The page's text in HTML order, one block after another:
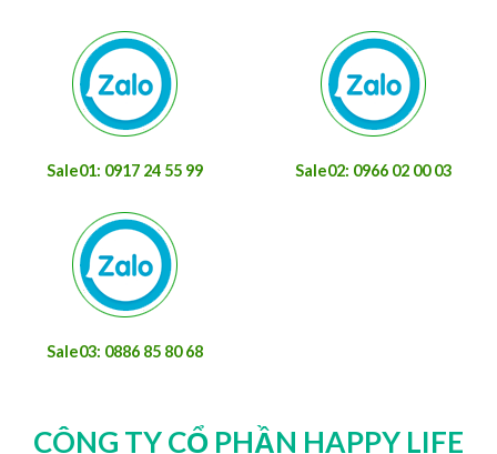
Sale01: 0917 24 55 99 Sale02: 0966 02 00 03
Sale03: 0886 85 80 68
CÔNG TY CỔ PHẦN HAPPY LIFE